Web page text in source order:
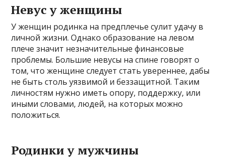
Невус у женщины
У женщин родинка на предплечье сулит удачу в
личной жизни. Однако образование на левом
плече значит незначительные финансовые
проблемы. Большие невусы на спине говорят о
том, что женщине следует стать увереннее, дабы
не быть столь уязвимой и беззащитной. Таким
личностям нужно иметь опору, поддержку, или
иными словами, людей, на которых можно
положиться.
Родинки у мужчины